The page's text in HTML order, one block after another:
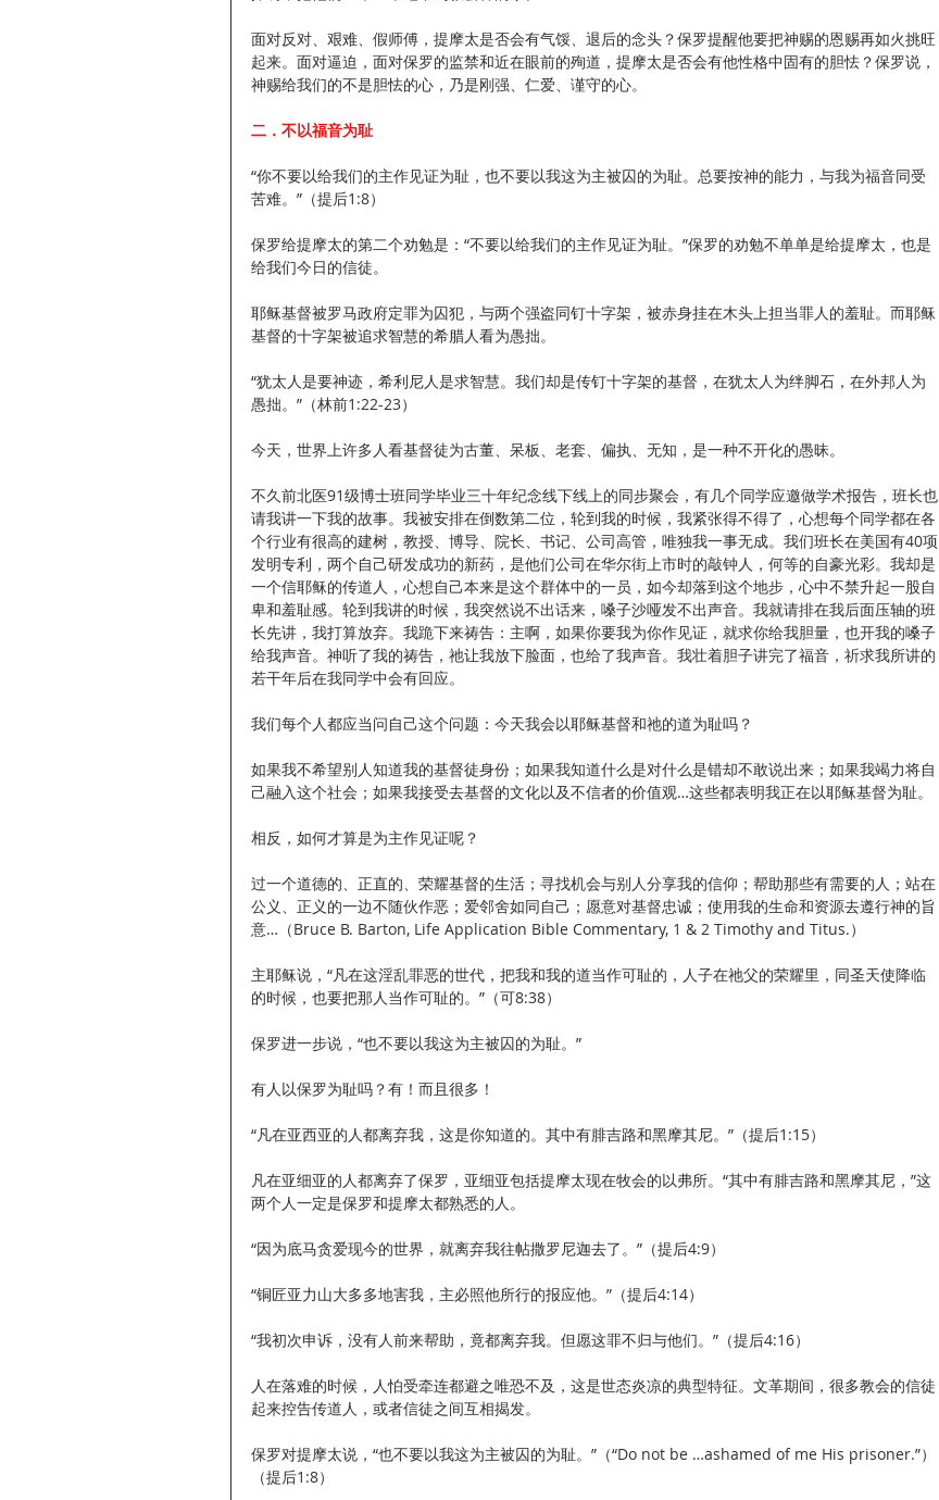
面对反对、艰难、假师傅，提摩太是否会有气馁、退后的念头？保罗提醒他要把神赐的恩赐再如火挑旺
起来。面对逼迫，面对保罗的监禁和近在眼前的殉道，提摩太是否会有他性格中固有的胆怯？保罗说，
神赐给我们的不是胆怯的心，乃是刚强、仁爱、谨守的心。
二．不以福音为耻
“你不要以给我们的主作见证为耻，也不要以我这为主被囚的为耻。总要按神的能力，与我为福音同受
苦难。”（提后1:8）
保罗给提摩太的第二个劝勉是：“不要以给我们的主作见证为耻。”保罗的劝勉不单单是给提摩太，也是
给我们今日的信徒。
耶稣基督被罗马政府定罪为囚犯，与两个强盗同钉十字架，被赤身挂在木头上担当罪人的羞耻。而耶稣
基督的十字架被追求智慧的希腊人看为愚拙。
“犹太人是要神迹，希利尼人是求智慧。我们却是传钉十字架的基督，在犹太人为绊脚石，在外邦人为
愚拙。”（林前1:22-23）
今天，世界上许多人看基督徒为古董、呆板、老套、偏执、无知，是一种不开化的愚昧。
不久前北医91级博士班同学毕业三十年纪念线下线上的同步聚会，有几个同学应邀做学术报告，班长也
请我讲一下我的故事。我被安排在倒数第二位，轮到我的时候，我紧张得不得了，心想每个同学都在各
个行业有很高的建树，教授、博导、院长、书记、公司高管，唯独我一事无成。我们班长在美国有40项
发明专利，两个自己研发成功的新药，是他们公司在华尔街上市时的敲钟人，何等的自豪光彩。我却是
一个信耶稣的传道人，心想自己本来是这个群体中的一员，如今却落到这个地步，心中不禁升起一股自
卑和羞耻感。轮到我讲的时候，我突然说不出话来，嗓子沙哑发不出声音。我就请排在我后面压轴的班
长先讲，我打算放弃。我跪下来祷告：主啊，如果你要我为你作见证，就求你给我胆量，也开我的嗓子
给我声音。神听了我的祷告，祂让我放下脸面，也给了我声音。我壮着胆子讲完了福音，祈求我所讲的
若干年后在我同学中会有回应。
我们每个人都应当问自己这个问题：今天我会以耶稣基督和祂的道为耻吗？
如果我不希望别人知道我的基督徒身份；如果我知道什么是对什么是错却不敢说出来；如果我竭力将自
己融入这个社会；如果我接受去基督的文化以及不信者的价值观…这些都表明我正在以耶稣基督为耻。
相反，如何才算是为主作见证呢？
过一个道德的、正直的、荣耀基督的生活；寻找机会与别人分享我的信仰；帮助那些有需要的人；站在
公义、正义的一边不随伙作恶；爱邻舍如同自己；愿意对基督忠诚；使用我的生命和资源去遵行神的旨
意…（Bruce B. Barton, Life Application Bible Commentary, 1 & 2 Timothy and Titus.）
主耶稣说，“凡在这淫乱罪恶的世代，把我和我的道当作可耻的，人子在祂父的荣耀里，同圣天使降临
的时候，也要把那人当作可耻的。”（可8:38）
保罗进一步说，“也不要以我这为主被囚的为耻。”
有人以保罗为耻吗？有！而且很多！
“凡在亚西亚的人都离弃我，这是你知道的。其中有腓吉路和黑摩其尼。”（提后1:15）
凡在亚细亚的人都离弃了保罗，亚细亚包括提摩太现在牧会的以弗所。“其中有腓吉路和黑摩其尼，”这
两个人一定是保罗和提摩太都熟悉的人。
“因为底马贪爱现今的世界，就离弃我往帖撒罗尼迦去了。”（提后4:9）
“铜匠亚力山大多多地害我，主必照他所行的报应他。”（提后4:14）
“我初次申诉，没有人前来帮助，竟都离弃我。但愿这罪不归与他们。”（提后4:16）
人在落难的时候，人怕受牵连都避之唯恐不及，这是世态炎凉的典型特征。文革期间，很多教会的信徒
起来控告传道人，或者信徒之间互相揭发。
保罗对提摩太说，“也不要以我这为主被囚的为耻。”（“Do not be …ashamed of me His prisoner.”）
（提后1:8）